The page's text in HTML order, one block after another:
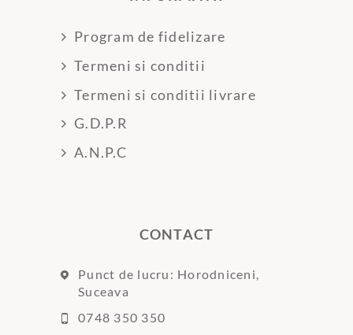
Program de fidelizare
Termeni si conditii
Termeni si conditii livrare
G.D.P.R
A.N.P.C
CONTACT
Punct de lucru: Horodniceni,
Suceava
0748 350 350